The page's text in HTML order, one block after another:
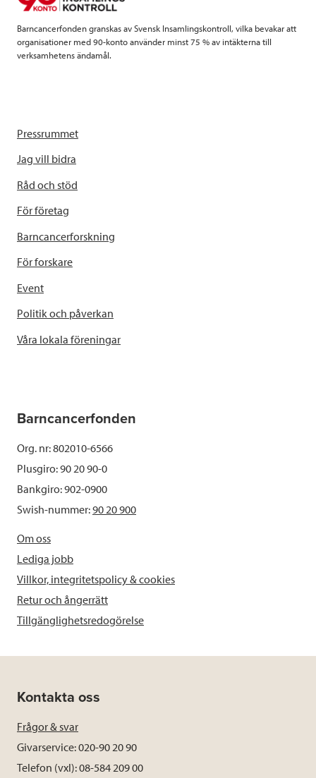
k
Barncancerfonden granskas av Svensk Insamlingskontroll, vilka bevakar att
organisationer med 90-konto använder minst 75 % av intäkterna till
verksamhetens ändamål.
Pressrummet
Jag vill bidra
Råd och stöd
För företag
Barncancerforskning
För forskare
Event
Politik och påverkan
Våra lokala föreningar
Barncancerfonden
Org. nr: 802010-6566
Plusgiro: 90 20 90-0
Bankgiro: 902-0900
Swish-nummer:90 20 900
Om oss
Lediga jobb
Villkor, integritetspolicy & cookies
Retur och ångerrätt
Tillgänglighetsredogörelse
Kontakta oss
Frågor & svar
Givarservice: 020-90 20 90
Telefon (vxl): 08-584 209 00